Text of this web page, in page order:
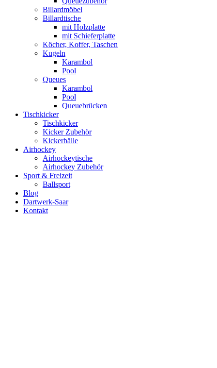
Billardmöbel
Billardtische
mit Holzplatte
mit Schieferplatte
Köcher, Koffer, Taschen
Kugeln
Karambol
Pool
Queues
Karambol
Pool
Queuebrücken
Tischkicker
Tischkicker
Kicker Zubehör
Kickerbälle
Airhockey
Airhockeytische
Airhockey Zubehör
Sport & Freizeit
Ballsport
Blog
Dartwerk-Saar
Kontakt